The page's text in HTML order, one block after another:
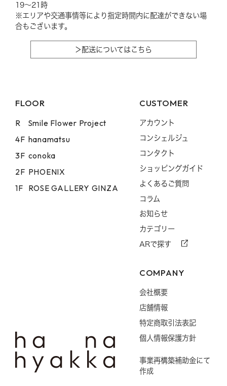
19〜21時
※エリアや交通事情等により指定時間内に配達ができない場
合もございます。
＞配送についてはこちら
FLOOR
R
Smile Flower Project
4F hanamatsu
3F conoka
2F PHOENIX
1F ROSE GALLERY GINZA
CUSTOMER
アカウント
コンシェルジュ
コンタクト
ショッピングガイド
よくあるご質問
コラム
お知らせ
カテゴリー
ARで探す
COMPANY
会社概要
店舗情報
特定商取引法表記
個人情報保護方針
事業再構築補助金にて
作成